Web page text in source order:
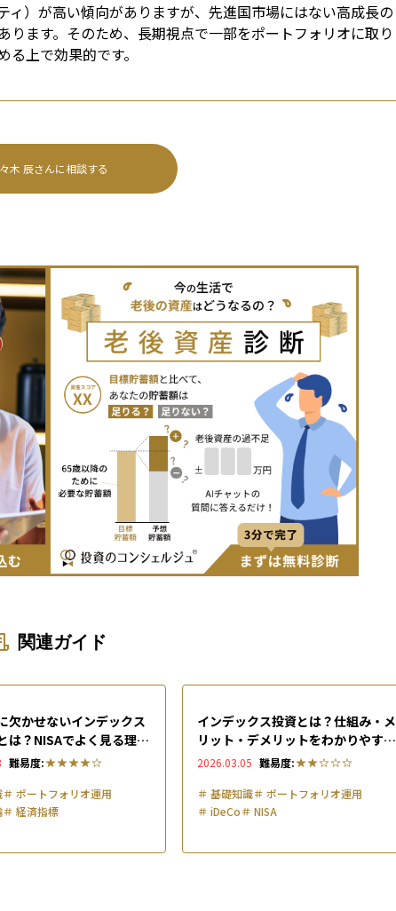
）が高い傾向がありますが、先進国市場にはない高成長の
ます。そのため、長期視点で一部をポートフォリオに取り
上で効果的です。
木 辰さんに相談する
関連ガイド
欠かせないインデックス
は？NISAでよく見る理由
使われ方を解説
難易度:
＃ ポートフォリオ運用
＃ 経済指標
インデックス投資とは？仕組み・メ
リット・デメリットをわかりやすく
解説
2026.03.05 難易度:
＃基礎知識＃ポートフォリオ運用
＃iDeCo＃NISA